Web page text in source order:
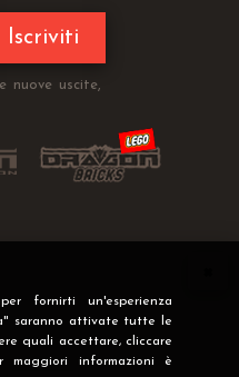
fornirti un'esperienza
saranno attivate tutte le
quali accettare, cliccare
maggiori informazioni è
Iscriviti
nuove uscite,